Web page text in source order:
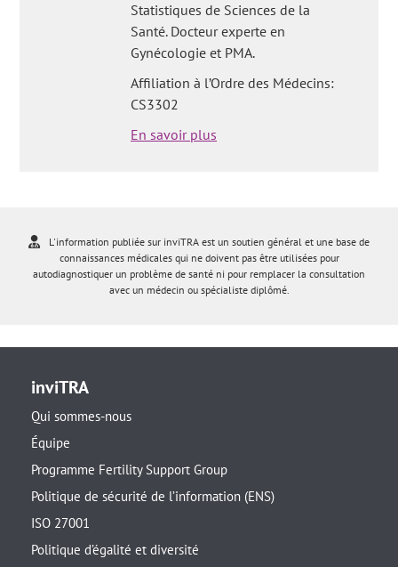
Statistiques de Sciences de la
Santé. Docteur experte en
Gynécologie et PMA.
Affiliation à l’Ordre des Médecins:
CS3302
En savoir plus
L'information publiée sur inviTRA est un soutien général et une base de
connaissances médicales qui ne doivent pas être utilisées pour
autodiagnostiquer un problème de santé ni pour remplacer la consultation
avec un médecin ou spécialiste diplômé.
inviTRA
Qui sommes-nous
Équipe
Programme Fertility Support Group
Politique de sécurité de l’information (ENS)
ISO 27001
Politique d’égalité et diversité